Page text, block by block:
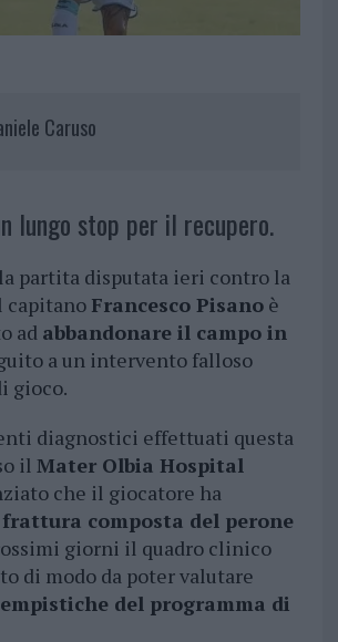
Caruso
lungo stop per il recupero.
partita disputata ieri contro la
capitano Francesco Pisanoè
ad abbandonare il campo in
a un intervento falloso
gioco.
diagnostici effettuati questa
il Mater Olbia Hospital
che il giocatore ha
frattura composta del perone
giorni il quadro clinico
di modo da poter valutare
del programma di